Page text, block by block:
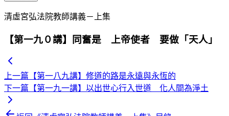
清虛宮弘法院教師講義－上集
【第一九０講】同奮是 上帝使者 要做「天人」
上一篇 【第一八九講】修道的路是永遠與永恆的
下一篇 【第一九一講】以出世心行入世道 化人間為淨土